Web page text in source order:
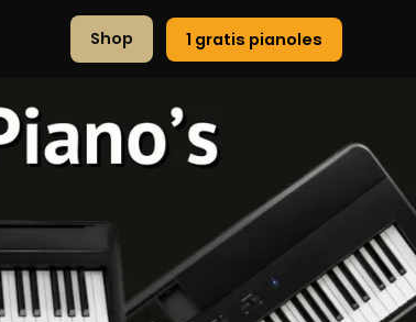
Shop 1 gratis pianoles